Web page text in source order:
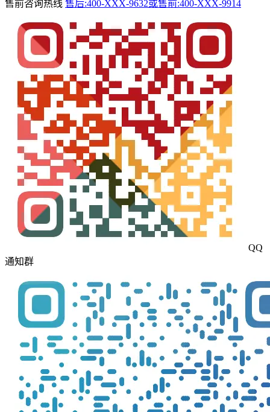
售前咨询热线 售后:400-XXX-9632或售前:400-XXX-9914
QQ
通知群